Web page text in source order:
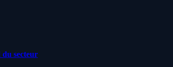
du secteur